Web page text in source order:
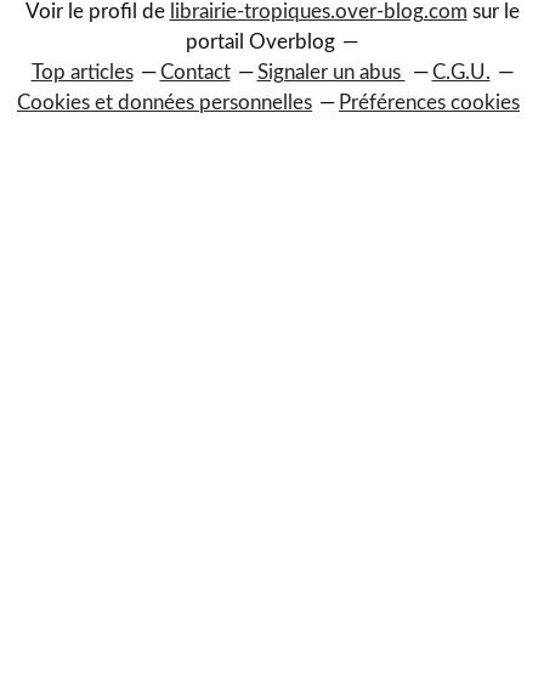
Voir le profil de librairie-tropiques.over-blog.com sur le
portail Overblog
Top articles
Contact Signaler un abus
C.G.U.
Cookies et données personnelles
Préférences cookies